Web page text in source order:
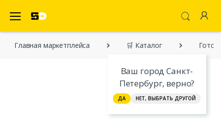
Ваш город Санкт-
Петербург, верно?
ДА НЕТ, ВЫБРАТЬ ДРУГОЙ
Главная марĸетплейса 🛒 Каталог